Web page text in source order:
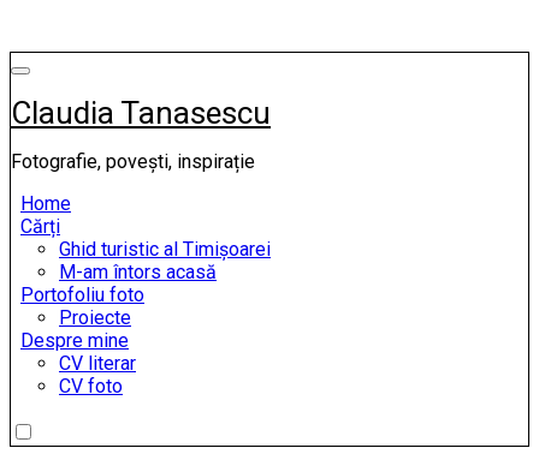
Claudia Tanasescu
Fotografie, povești, inspirație
Home
Cărți
Ghid turistic al Timișoarei
M-am întors acasă
Portofoliu foto
Proiecte
Despre mine
CV literar
CV foto